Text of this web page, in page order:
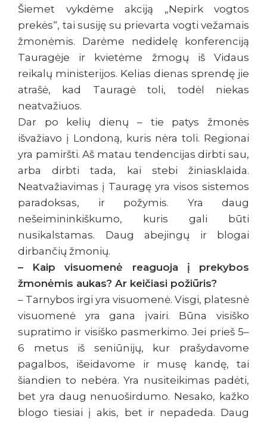
Šiemet vykdėme akciją „Nepirk vogtos
prekės“, tai susiję su prievarta vogti vežamais
žmonėmis. Darėme nedidelę konferenciją
Tauragėje ir kvietėme žmogų iš Vidaus
reikalų ministerijos. Kelias dienas sprendę jie
atrašė, kad Tauragė toli, todėl niekas
neatvažiuos.
Dar po kelių dienų – tie patys žmonės
išvažiavo į Londoną, kuris nėra toli. Regionai
yra pamiršti. Aš matau tendencijas dirbti sau,
arba dirbti tada, kai stebi žiniasklaida.
Neatvažiavimas į Tauragę yra visos sistemos
paradoksas, ir požymis. Yra daug
nešeimininkiškumo, kuris gali būti
nusikalstamas. Daug abejingų ir blogai
dirbančių žmonių.
– Kaip visuomenė reaguoja į prekybos
žmonėmis aukas? Ar keičiasi požiūris?
– Tarnybos irgi yra visuomenė. Visgi, platesnė
visuomenė yra gana įvairi. Būna visiško
supratimo ir visiško pasmerkimo. Jei prieš 5–
6 metus iš seniūnijų, kur prašydavome
pagalbos, išeidavome ir musę kandę, tai
šiandien to nebėra. Yra nusiteikimas padėti,
bet yra daug nenuoširdumo. Nesako, kažko
blogo tiesiai į akis, bet ir nepadeda. Daug